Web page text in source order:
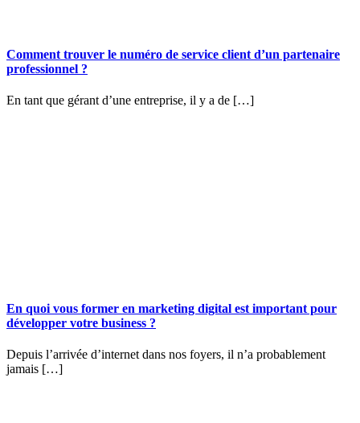
Comment trouver le numéro de service client d’un partenaire
professionnel ?
En tant que gérant d’une entreprise, il y a de […]
En quoi vous former en marketing digital est important pour
développer votre business ?
Depuis l’arrivée d’internet dans nos foyers, il n’a probablement
jamais […]